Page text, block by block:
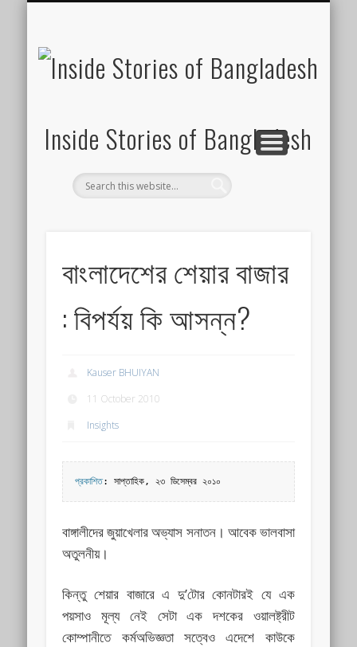
Inside Stories of Bangladesh
বাংলাদেশের শেয়ার বাজার
: বিপর্যয় কি আসন্ন?
Kauser BHUIYAN
11 October 2010
Insights
প্রকাশিত: সাপ্তাহিক, ২৩ ডিসেম্বর ২০১০
বাঙ্গালীদের জুয়াখেলার অভ্যাস সনাতন। আবেক ভালবাসা
অতুলনীয়।
কিন্তু শেয়ার বাজারে এ দু’টোর কোনটারই যে এক
পয়সাও মূল্য নেই সেটা এক দশকের ওয়ালষ্ট্রীট
কোম্পানীতে কর্মঅভিজ্ঞতা সত্বেও এদেশে কাউকে